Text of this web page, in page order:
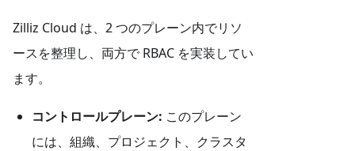
Zilliz Cloud は、2 つのプレーン内でリソ
ースを整理し、両方で RBAC を実装してい
ます。
コントロールプレーン: このプレーン
には、組織、プロジェクト、クラスタ